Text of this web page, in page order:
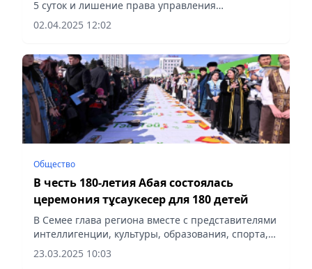
5 суток и лишение права управления
транспортными средствами на срок 1 год,
сообщает Vecher.kz.
02.04.2025 12:02
Общество
В честь 180-летия Абая состоялась
церемония тұсаукесер для 180 детей
В Семее глава региона вместе с представителями
интеллигенции, культуры, образования, спорта,
предпринимательства и других сфер перерезал
путы у 40 детей, сообщает Vecher.kz.
23.03.2025 10:03